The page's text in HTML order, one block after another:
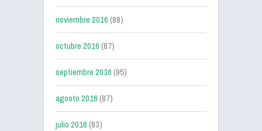
noviembre 2016(88)
octubre 2016(87)
septiembre 2016(95)
agosto 2016(87)
julio 2016(83)